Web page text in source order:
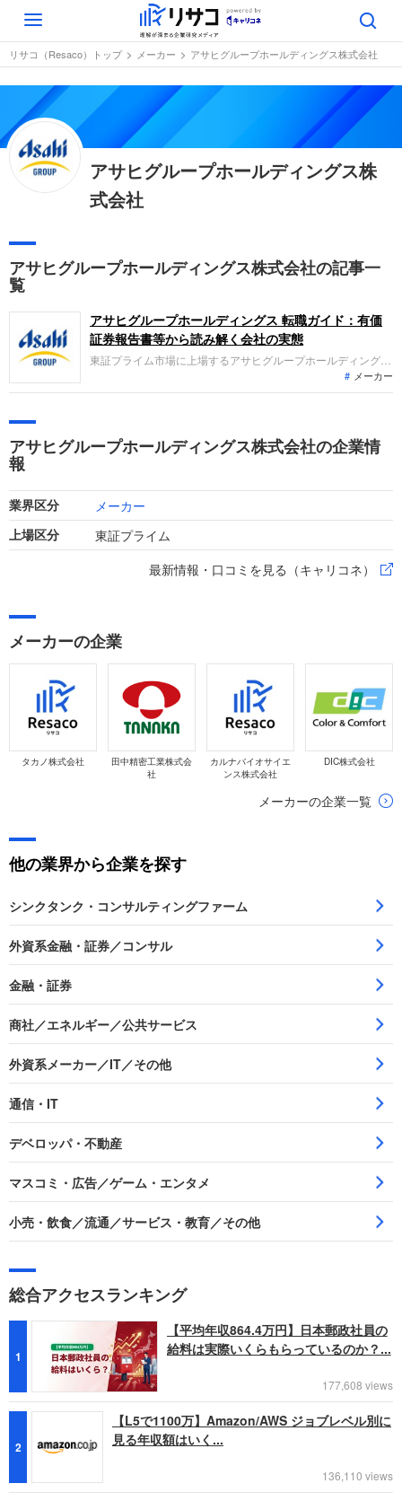
Toggle
navigation
リサコ（Resaco）トップ メーカー アサヒグループホールディングス株式会社
アサヒグループホールディングス株
式会社
アサヒグループホールディングス株式会社の記事一
覧
アサヒグループホールディングス 転職ガイド：有価
証券報告書等から読み解く会社の実態
東証プライム市場に上場するアサヒグループホールディングス
は、日本・東アジア、欧州、アジアパシフィック等で酒類や飲
料、食品の製造・販売をグローバルに展開しています。直近の
す。
メーカー
アサヒグループホールディングス株式会社の企業情
報
業界区分 メーカー
上場区分
東証プライム
最新情報・口コミを見る（キャリコネ）
メーカーの企業
タカノ株式会社
田中精密工業株式会
社
カルナバイオサイエ
ンス株式会社
DIC株式会社
メーカーの企業一覧
他の業界から企業を探す
シンクタンク・コンサルティングファーム
外資系金融・証券／コンサル
金融・証券
商社／エネルギー／公共サービス
外資系メーカー／IT／その他
通信・IT
デベロッパ・不動産
マスコミ・広告／ゲーム・エンタメ
小売・飲食／流通／サービス・教育／その他
総合アクセスランキング
1
【平均年収864.4万円】日本郵政社員の
給料は実際いくらもらっているのか？...
177,608 views
2
【L5で1100万】Amazon/AWS ジョブレベル別に
見る年収額はいく...
136,110 views